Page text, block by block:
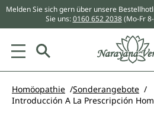
springen
Melden Sie sich gern über unsere
Sie uns:0160 652 2038 (Mo-Fr
Homöopathie
Sonderangebote
Introducción A La Prescripción